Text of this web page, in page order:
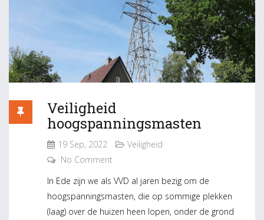
Veiligheid
hoogspanningsmasten
19 Sep, 2022
Veiligheid
No Comment
In Ede zijn we als VVD al jaren bezig om de
hoogspanningsmasten, die op sommige plekken
(laag) over de huizen heen lopen, onder de grond